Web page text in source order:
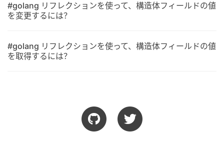
#golang リフレクションを使って、構造体フィールドの値
を変更するには？
#golang リフレクションを使って、構造体フィールドの値
を取得するには？